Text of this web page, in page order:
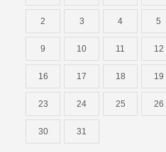
2 3 4 5
9 10 11 12
16 17 18 19
23 24 25 26
30 31